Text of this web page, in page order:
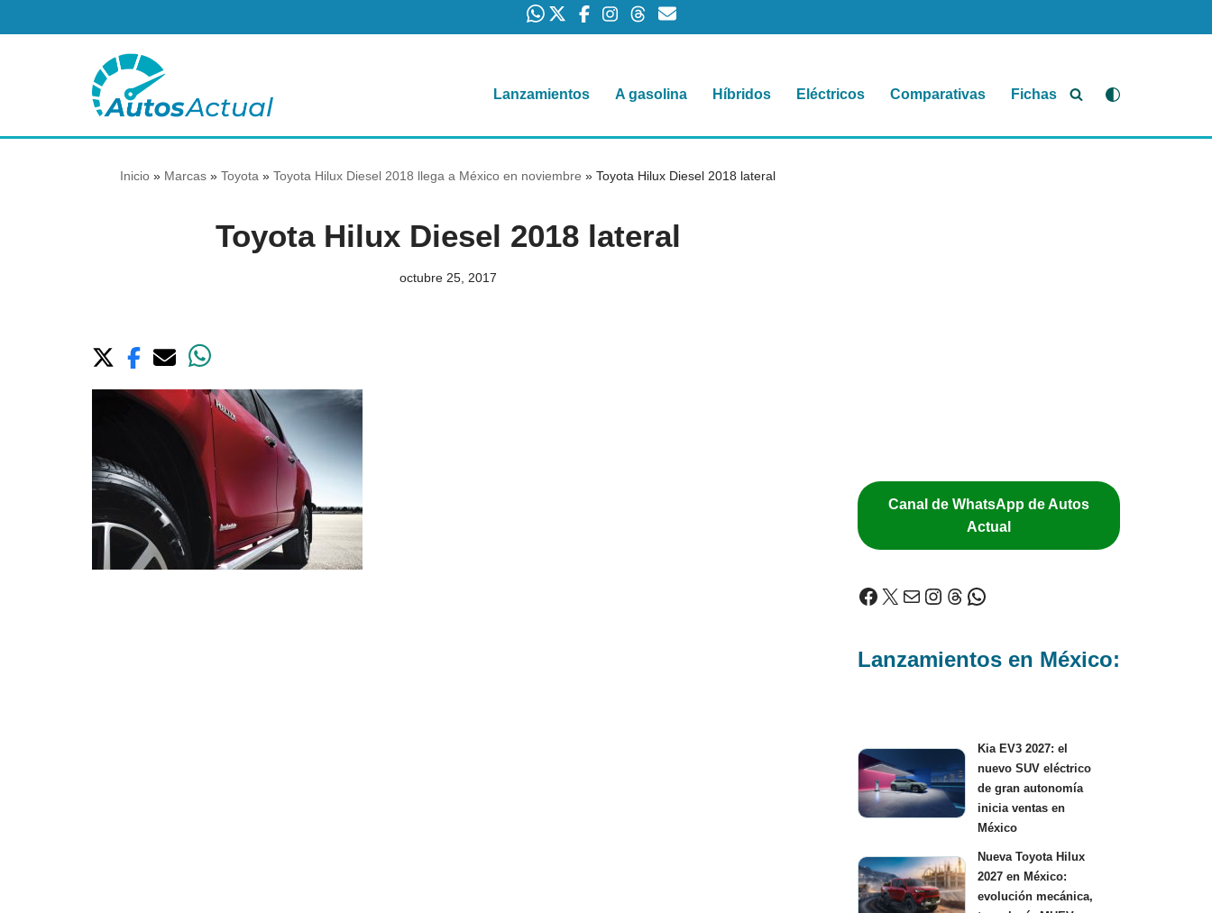
contenido
Lanzamientos A gasolina Híbridos Eléctricos Comparativas Fichas
Inicio » Marcas » Toyota » Toyota Hilux Diesel 2018 llega a México en noviembre » Toyota Hilux Diesel 2018 lateral
Toyota Hilux Diesel 2018 lateral
octubre 25, 2017
Canal de WhatsApp de Autos
Actual
Lanzamientos en México:
Kia EV3 2027: el
nuevo SUV eléctrico
de gran autonomía
inicia ventas en
México
Nueva Toyota Hilux
2027 en México:
evolución mecánica,